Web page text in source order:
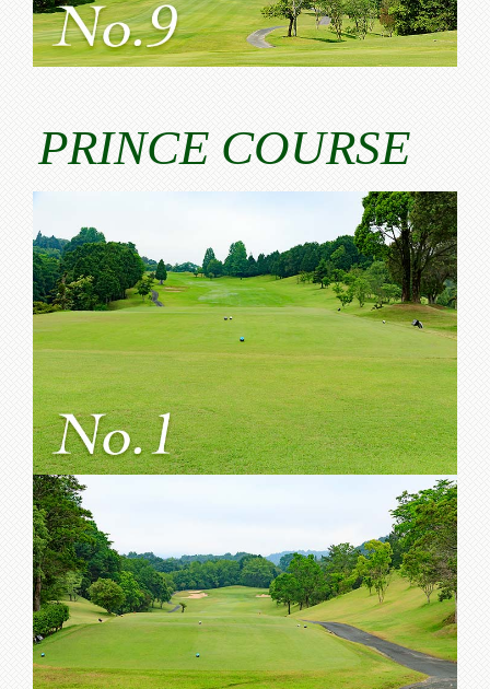
PRINCE COURSE